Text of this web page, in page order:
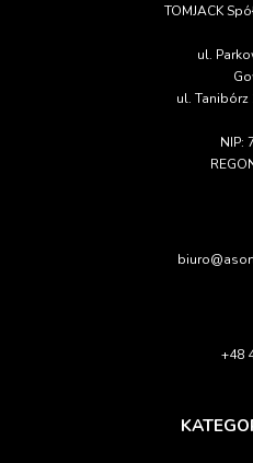
TOMJACK
ul.
ul. Tanibórz
NIP:
+48